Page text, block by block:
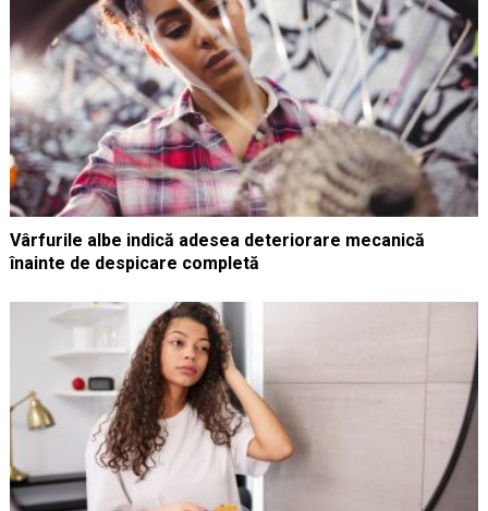
Vârfurile albe indică adesea deteriorare mecanică
înainte de despicare completă